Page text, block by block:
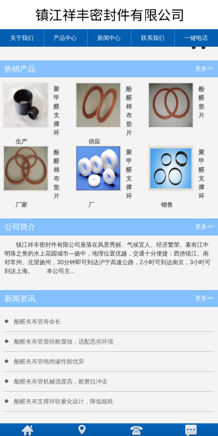
关于我们 产品中心 新闻中心 联系我们 一键电话
热销产品 更多>>
聚
甲
醛
支
撑
环
生产
酚
醛
棉
布
垫
片
供应
酚
醛
垫
片
酚
醛
棉
布
垫
片
厂家
聚
甲
醛
支
撑
环
厂
聚
甲
醛
支
撑
环
销售
公司简介 更多>>
镇江祥丰密封件有限公司座落在风景秀丽、气候宜人、经济繁荣、素有江中
明珠之誉的水上花园城市—扬中，地理位置优越，交通十分便捷：西傍镇江、南
邻常州、北望扬州，30分钟即可到达沪宁高速公路，2小时可到达南京，3小时可
到达上海。 本公司主...
新闻资讯 更多>>
酚醛夹布管寿命长
酚醛夹布管质轻耐腐蚀，适配恶劣环境
酚醛夹布管电绝缘性能优异
酚醛夹布管机械强度高，耐磨抗冲击
酚醛夹布支撑环轻量化设计，降低能耗